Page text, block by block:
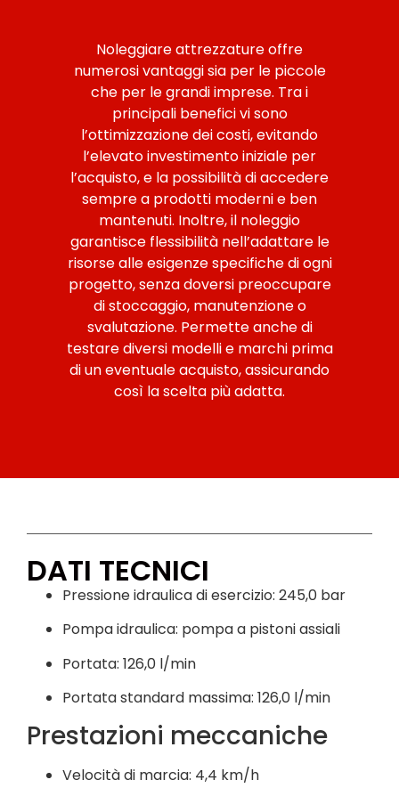
Noleggiare attrezzature offre
numerosi vantaggi sia per le piccole
che per le grandi imprese. Tra i
principali benefici vi sono
l’ottimizzazione dei costi, evitando
l’elevato investimento iniziale per
l’acquisto, e la possibilità di accedere
sempre a prodotti moderni e ben
mantenuti. Inoltre, il noleggio
garantisce flessibilità nell’adattare le
risorse alle esigenze specifiche di ogni
progetto, senza doversi preoccupare
di stoccaggio, manutenzione o
svalutazione. Permette anche di
testare diversi modelli e marchi prima
di un eventuale acquisto, assicurando
così la scelta più adatta.
DATI TECNICI
Pressione idraulica di esercizio: 245,0 bar
Pompa idraulica: pompa a pistoni assiali
Portata: 126,0 l/min
Portata standard massima: 126,0 l/min
Prestazioni meccaniche
Velocità di marcia: 4,4 km/h